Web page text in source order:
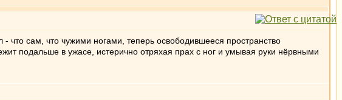
сам, что чужими ногами, теперь освободившееся пространство
подальше в ужасе, истерично отряхая прах с ног и умывая руки нёрвными